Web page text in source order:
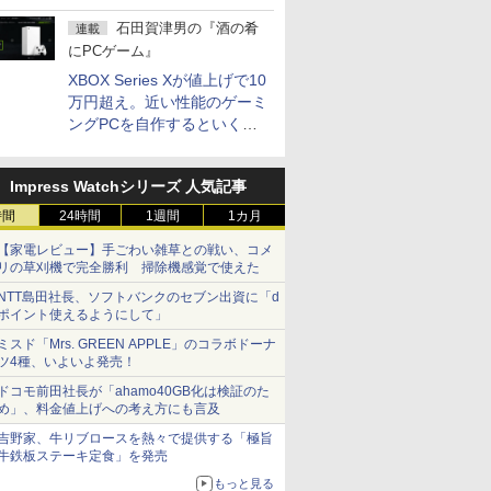
5,940円
連載
石田賀津男の『酒の肴
にPCゲーム』
XBOX Series Xが値上げで10
万円超え。近い性能のゲーミ
ングPCを自作するといくら
Impress Watchシリーズ 人気記事
24時間 1週間 1カ月
家電レビュー】手ごわい雑草との戦い、コメ
の草刈機で完全勝利 掃除機感覚で使えた
島田社長、ソフトバンクのセブン出資に「d
イント使えるようにして」
スド「Mrs. GREEN APPLE」のコラボドーナ
4種、いよいよ発売！
コモ前田社長が「ahamo40GB化は検証のた
」、料金値上げへの考え方にも言及
野家、牛リブロースを熱々で提供する「極旨
鉄板ステーキ定食」を発売
もっと見る